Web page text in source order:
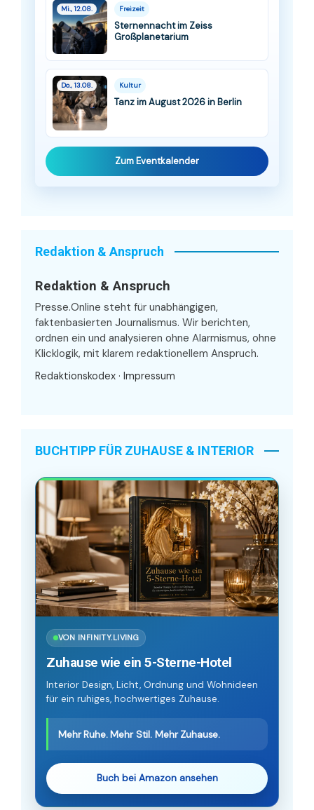
Mi., 12.08. Freizeit
Sternennacht im Zeiss
Großplanetarium
Do., 13.08. Kultur
Tanz im August 2026 in Berlin
Zum Eventkalender
Redaktion & Anspruch
Redaktion & Anspruch
Presse.Online steht für unabhängigen,
faktenbasierten Journalismus. Wir berichten,
ordnen ein und analysieren ohne Alarmismus, ohne
Klicklogik, mit klarem redaktionellem Anspruch.
Redaktionskodex · Impressum
BUCHTIPP FÜR ZUHAUSE & INTERIOR
VON INFINITY.LIVING
Zuhause wie ein 5-Sterne-Hotel
Interior Design, Licht, Ordnung und Wohnideen
für ein ruhiges, hochwertiges Zuhause.
Mehr Ruhe. Mehr Stil. Mehr Zuhause.
Buch bei Amazon ansehen